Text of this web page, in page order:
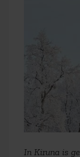
In Kiruna is